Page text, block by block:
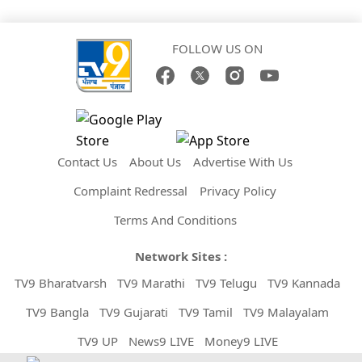
FOLLOW US ON
Contact Us About Us
Advertise With Us
Complaint Redressal
Privacy Policy
Terms And Conditions
Network Sites :
TV9 Bharatvarsh
TV9 Marathi TV9 Telugu
TV9 Kannada
TV9 Bangla
TV9 Gujarati TV9 Tamil
TV9 Malayalam
TV9 UP
News9 LIVE Money9 LIVE